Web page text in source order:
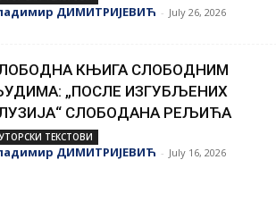
ДИМИТРИЈЕВИЋ - July 26, 2026
КЊИГА СЛОБОДНИМ
„ПОСЛЕ ИЗГУБЉЕНИХ
СЛОБОДАНА РЕЉИЋА
ТЕКСТОВИ
ДИМИТРИЈЕВИЋ - July 16, 2026